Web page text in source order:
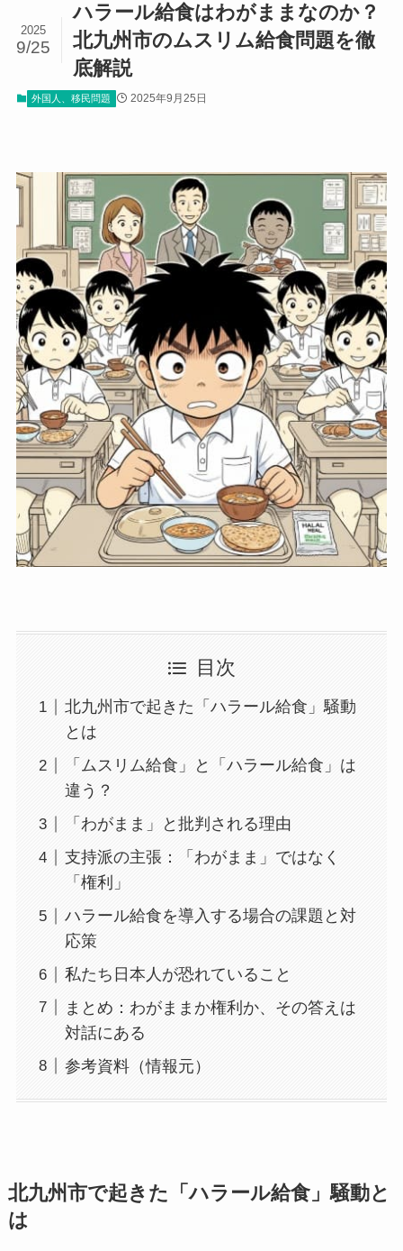
ハラール給食はわがままなのか？
北九州市のムスリム給食問題を徹
底解説
2025
9/25
外国人、移民問題 2025年9月25日
目次
北九州市で起きた「ハラール給食」騒動
とは
「ムスリム給食」と「ハラール給食」は
違う？
「わがまま」と批判される理由
支持派の主張：「わがまま」ではなく
「権利」
ハラール給食を導入する場合の課題と対
応策
私たち日本人が恐れていること
まとめ：わがままか権利か、その答えは
対話にある
参考資料（情報元）
北九州市で起きた「ハラール給食」騒動と
は